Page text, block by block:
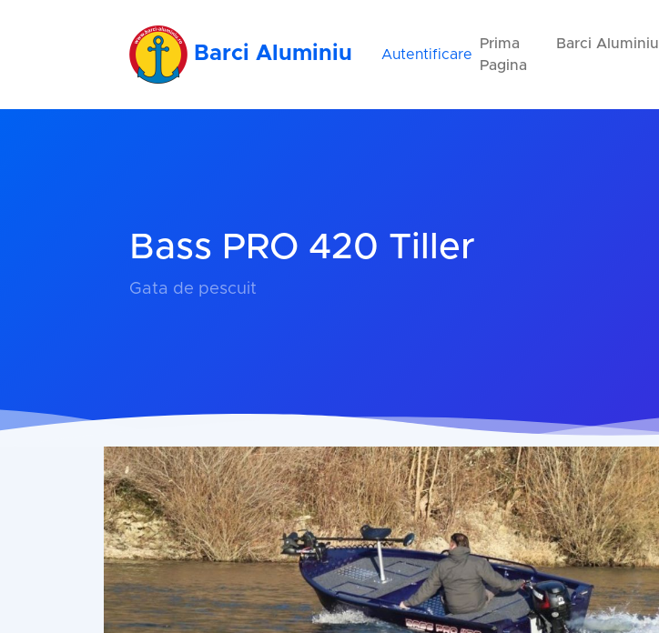
Barci Aluminiu Autentificare
Prima
Pagina
Barci Aluminiu
Bass PRO 420 Tiller
Gata de pescuit